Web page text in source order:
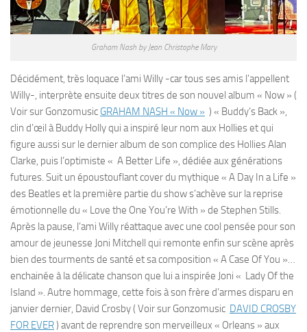
Graham Nash by Jean Christophe Mary
Décidément, très loquace l’ami Willy -car tous ses amis l’appellent
Willy-, interprète ensuite deux titres de son nouvel album « Now » (
Voir sur Gonzomusic GRAHAM NASH « Now » ) « Buddy’s Back »,
clin d’œil à Buddy Holly qui a inspiré leur nom aux Hollies et qui
figure aussi sur le dernier album de son complice des Hollies Alan
Clarke, puis l’optimiste « A Better Life », dédiée aux générations
futures. Suit un époustouflant cover du mythique « A Day In a Life »
des Beatles et la première partie du show s’achève sur la reprise
émotionnelle du « Love the One You’re With » de Stephen Stills.
Après la pause, l’ami Willy réattaque avec une cool pensée pour son
amour de jeunesse Joni Mitchell qui remonte enfin sur scène après
bien des tourments de santé et sa composition « A Case Of You »…
enchainée à la délicate chanson que lui a inspirée Joni « Lady Of the
Island ». Autre hommage, cette fois à son frère d’armes disparu en
janvier dernier, David Crosby ( Voir sur Gonzomusic DAVID CROSBY
FOR EVER ) avant de reprendre son merveilleux « Orleans » aux